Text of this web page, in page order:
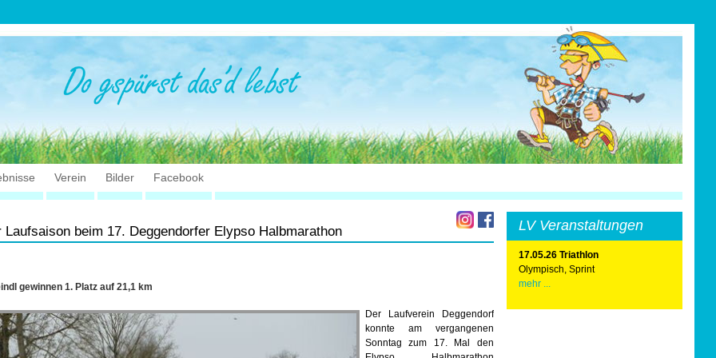
Verein Bilder Facebook
beim 17. Deggendorfer Elypso Halbmarathon
gewinnen 1. Platz auf 21,1 km
Der Laufverein Deggendorf
konnte am vergangenen
Sonntag zum 17. Mal den
LV Veranstaltungen
17.05.26 Triathlon
Olympisch, Sprint
mehr ...